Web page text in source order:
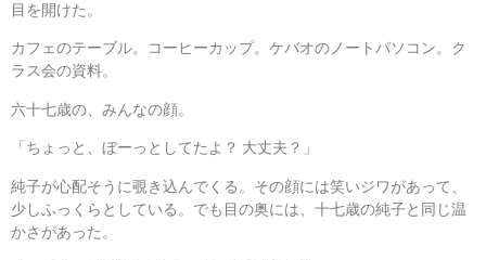
目を開けた。
カフェのテーブル。コーヒーカップ。ケバオのノートパソコン。ク
ラス会の資料。
六十七歳の、みんなの顔。
「ちょっと、ぼーっとしてたよ？ 大丈夫？」
純子が心配そうに覗き込んでくる。その顔には笑いジワがあって、
少しふっくらとしている。でも目の奥には、十七歳の純子と同じ温
かさがあった。